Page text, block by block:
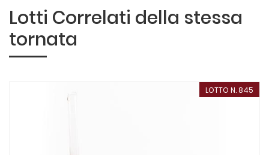
Lotti Correlati della stessa
tornata
LOTTO N. 845